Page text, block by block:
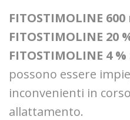
FITOSTIMOLINE
FITOSTIMOLINE 20
FITOSTIMOLINE 4
possono essere
inconvenienti in
allattamento.